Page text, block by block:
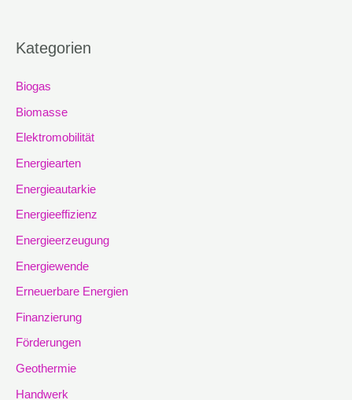
Kategorien
Biogas
Biomasse
Elektromobilität
Energiearten
Energieautarkie
Energieeffizienz
Energieerzeugung
Energiewende
Erneuerbare Energien
Finanzierung
Förderungen
Geothermie
Handwerk